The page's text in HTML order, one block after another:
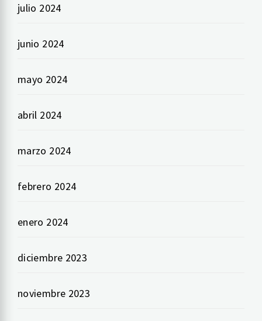
julio 2024
junio 2024
mayo 2024
abril 2024
marzo 2024
febrero 2024
enero 2024
diciembre 2023
noviembre 2023